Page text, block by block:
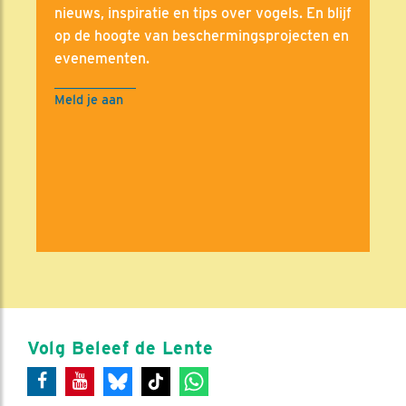
nieuws, inspiratie en tips over vogels. En blijf
op de hoogte van beschermingsprojecten en
evenementen.
Meld je aan
Volg Beleef de Lente